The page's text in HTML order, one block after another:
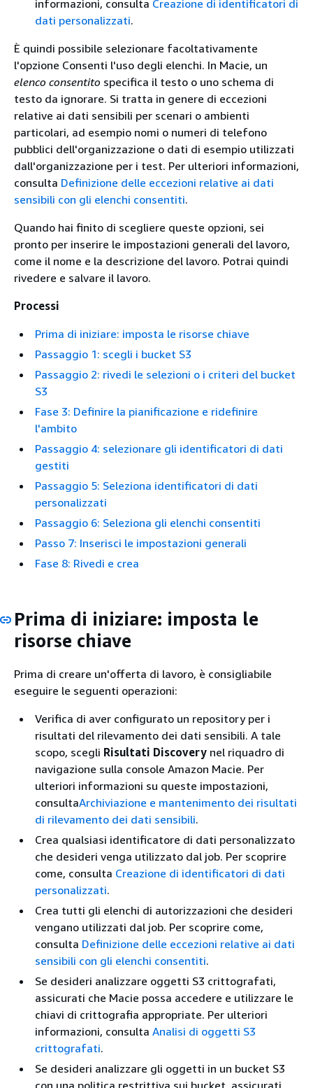
informazioni, consulta Creazione di identificatori di
dati personalizzati.
È quindi possibile selezionare facoltativamente
l'opzione Consenti l'uso degli elenchi. In Macie, un
elenco consentito specifica il testo o uno schema di
testo da ignorare. Si tratta in genere di eccezioni
relative ai dati sensibili per scenari o ambienti
particolari, ad esempio nomi o numeri di telefono
pubblici dell'organizzazione o dati di esempio utilizzati
dall'organizzazione per i test. Per ulteriori informazioni,
consulta Definizione delle eccezioni relative ai dati
sensibili con gli elenchi consentiti.
Quando hai finito di scegliere queste opzioni, sei
pronto per inserire le impostazioni generali del lavoro,
come il nome e la descrizione del lavoro. Potrai quindi
rivedere e salvare il lavoro.
Processi
Prima di iniziare: imposta le risorse chiave
Passaggio 1: scegli i bucket S3
Passaggio 2: rivedi le selezioni o i criteri del bucket
S3
Fase 3: Definire la pianificazione e ridefinire
l'ambito
Passaggio 4: selezionare gli identificatori di dati
gestiti
Passaggio 5: Seleziona identificatori di dati
personalizzati
Passaggio 6: Seleziona gli elenchi consentiti
Passo 7: Inserisci le impostazioni generali
Fase 8: Rivedi e crea
Prima di iniziare: imposta le
risorse chiave
Prima di creare un'offerta di lavoro, è consigliabile
eseguire le seguenti operazioni:
Verifica di aver configurato un repository per i
risultati del rilevamento dei dati sensibili. A tale
scopo, scegli Risultati Discovery nel riquadro di
navigazione sulla console Amazon Macie. Per
ulteriori informazioni su queste impostazioni,
consultaArchiviazione e mantenimento dei risultati
di rilevamento dei dati sensibili.
Crea qualsiasi identificatore di dati personalizzato
che desideri venga utilizzato dal job. Per scoprire
come, consulta Creazione di identificatori di dati
personalizzati.
Crea tutti gli elenchi di autorizzazioni che desideri
vengano utilizzati dal job. Per scoprire come,
consulta Definizione delle eccezioni relative ai dati
sensibili con gli elenchi consentiti.
Se desideri analizzare oggetti S3 crittografati,
assicurati che Macie possa accedere e utilizzare le
chiavi di crittografia appropriate. Per ulteriori
informazioni, consulta Analisi di oggetti S3
crittografati.
Se desideri analizzare gli oggetti in un bucket S3
con una politica restrittiva sui bucket, assicurati